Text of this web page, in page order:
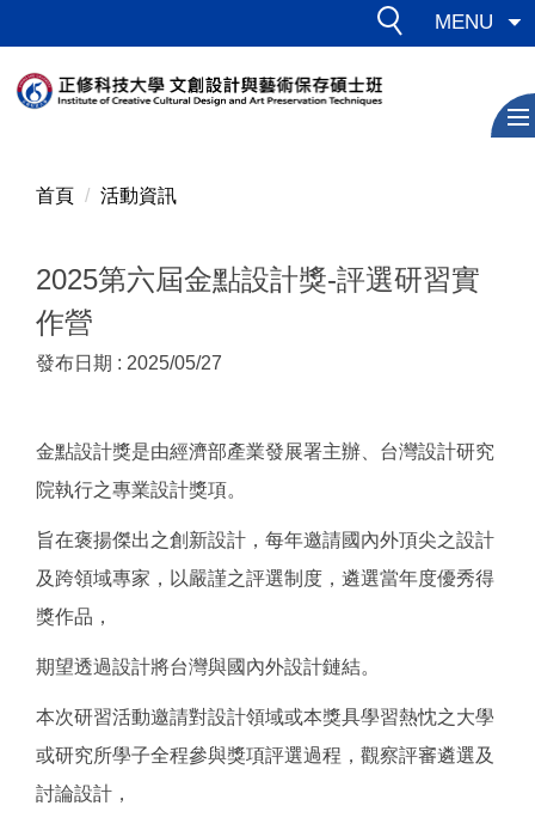
到
主
要
MENU
首頁 活動資訊
2025第六屆金點設計獎-評選研習實
作營
發布日期 : 2025/05/27
金點設計獎是由經濟部產業發展署主辦、台灣設計研究
院執行之專業設計獎項。
旨在褒揚傑出之創新設計，每年邀請國內外頂尖之設計
及跨領域專家，以嚴謹之評選制度，遴選當年度優秀得
獎作品，
期望透過設計將台灣與國內外設計鏈結。
本次研習活動邀請對設計領域或本獎具學習熱忱之大學
或研究所學子全程參與獎項評選過程，觀察評審遴選及
討論設計，